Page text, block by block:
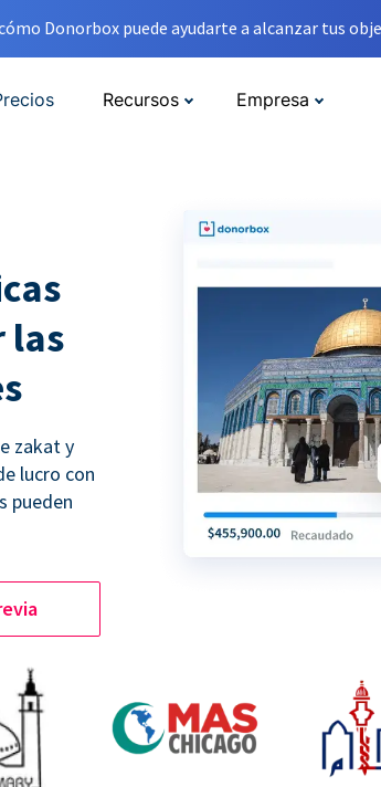
Donorbox puede ayudarte a alcanzar tus
Recursos Empresa
las
zakat y
lucro con
pueden